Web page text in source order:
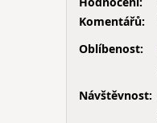
Komentářů:
Oblíbenost:
Návštěvnost: